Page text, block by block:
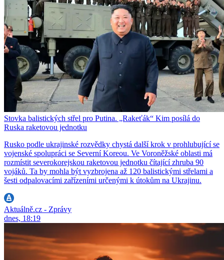
Stovka balistických střel pro Putina. „Rakeťák“ Kim posílá do
Ruska raketovou jednotku
Rusko podle ukrajinské rozvědky chystá další krok v prohlubující se
vojenské spolupráci se Severní Koreou. Ve Voroněžské oblasti má
rozmístit severokorejskou raketovou jednotku čítající zhruba 90
vojáků. Ta by mohla být vyzbrojena až 120 balistickými střelami a
šesti odpalovacími zařízeními určenými k útokům na Ukrajinu.
Aktuálně.cz - Zprávy
dnes, 18:19